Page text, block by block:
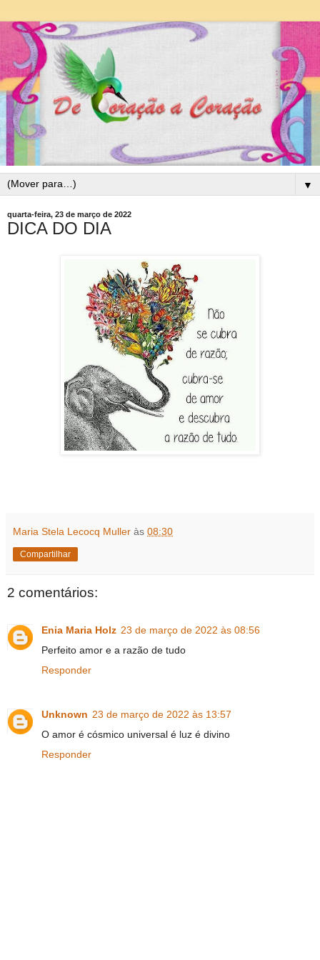
▼
quarta-feira, 23 de março de 2022
DICA DO DIA
Maria Stela Lecocq Muller às 08:30
Compartilhar
2 comentários:
Enia Maria Holz 23 de março de 2022 às 08:56
Perfeito amor e a razão de tudo
Responder
Unknown 23 de março de 2022 às 13:57
O amor é cósmico universal é luz é divino
Responder